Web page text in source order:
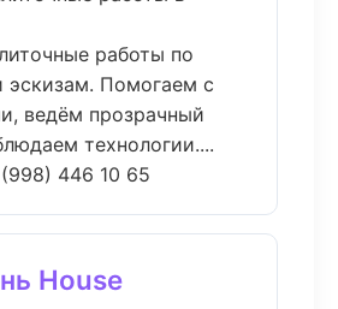
работы по
эскизам. Помогаем с
ведём прозрачный
технологии....
446 10 65
House